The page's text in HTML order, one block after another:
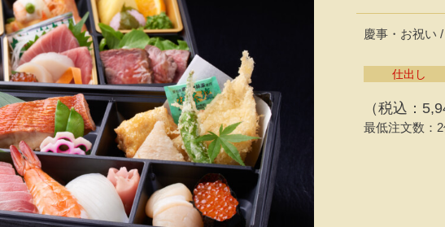
慶事・お祝い
仕出し
（税込：
最低注文数：2